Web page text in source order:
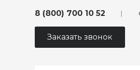
8 (800) 700 10 52
Заказать звонок